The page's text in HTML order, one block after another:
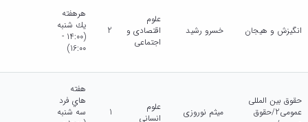
انگیزش و هیجان خسرو رشید
علوم
اقتصادی و
اجتماعی
2
هرهفته
يك شنبه
(14:00 -
16:00)
حقوق بین المللی
عمومی2/حقوق
میثم نوروزی
علوم
انسانی
1
هفته
هاي فرد
سه شنبه